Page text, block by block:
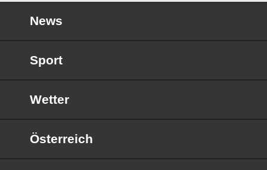
News
Sport
Wetter
Österreich